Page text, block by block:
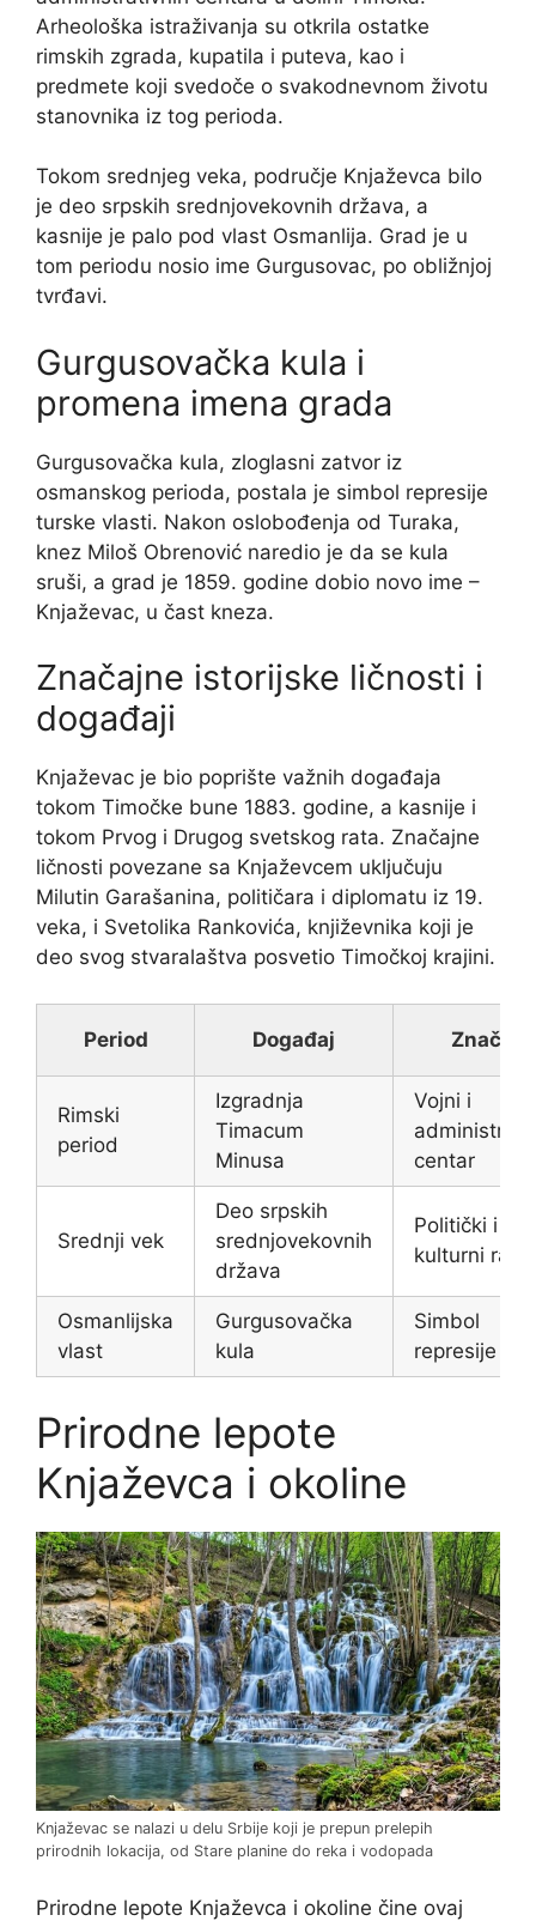
Arheološka istraživanja su otkrila ostatke
rimskih zgrada, kupatila i puteva, kao i
predmete koji svedoče o svakodnevnom životu
stanovnika iz tog perioda.
Tokom srednjeg veka, područje Knjaževca bilo
je deo srpskih srednjovekovnih država, a
kasnije je palo pod vlast Osmanlija. Grad je u
tom periodu nosio ime Gurgusovac, po obližnjoj
tvrđavi.
Gurgusovačka kula i
promena imena grada
Gurgusovačka kula, zloglasni zatvor iz
osmanskog perioda, postala je simbol represije
turske vlasti. Nakon oslobođenja od Turaka,
knez Miloš Obrenović naredio je da se kula
sruši, a grad je 1859. godine dobio novo ime –
Knjaževac, u čast kneza.
Značajne istorijske ličnosti i
događaji
Knjaževac je bio poprište važnih događaja
tokom Timočke bune 1883. godine, a kasnije i
tokom Prvog i Drugog svetskog rata. Značajne
ličnosti povezane sa Knjaževcem uključuju
Milutin Garašanina, političara i diplomatu iz 19.
veka, i Svetolika Rankovića, književnika koji je
deo svog stvaralaštva posvetio Timočkoj krajini.
Period Događaj Značaj
Rimski
period
Izgradnja
Timacum
Minusa
Vojni i
centar
Srednji vek
Deo srpskih
srednjovekovnih
država
Politički i
kulturni
Osmanlijska
vlast
Gurgusovačka
kula
Simbol
represije
Prirodne lepote
Knjaževca i okoline
Knjaževac se nalazi u delu Srbije koji je prepun prelepih
prirodnih lokacija, od Stare planine do reka i vodopada
Prirodne lepote Knjaževca i okoline čine ovaj